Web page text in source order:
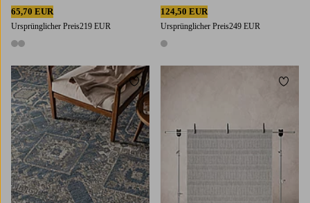
65,70 EUR
Ursprünglicher Preis219 EUR
2 Farben
124,50 EUR
Ursprünglicher Preis249 EUR
1 Farbe
Zu Favoriten hinzufügen
160X230200X300
Zu